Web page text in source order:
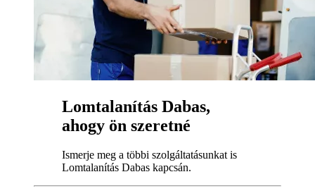
Lomtalanítás Dabas,
ahogy ön szeretné
Ismerje meg a többi szolgáltatásunkat is
Lomtalanítás Dabas kapcsán.